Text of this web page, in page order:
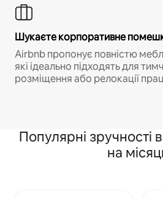
Шукаєте корпоративне
Airbnb пропонує повністю
які ідеально підходять для
розміщення або релокації
Популярні
на